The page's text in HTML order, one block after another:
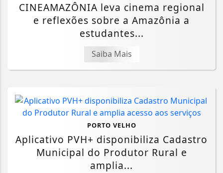
CINEAMAZÔNIA leva cinema regional
e reflexões sobre a Amazônia a
estudantes...
Saiba Mais
PORTO VELHO
Aplicativo PVH+ disponibiliza Cadastro
Municipal do Produtor Rural e
amplia...